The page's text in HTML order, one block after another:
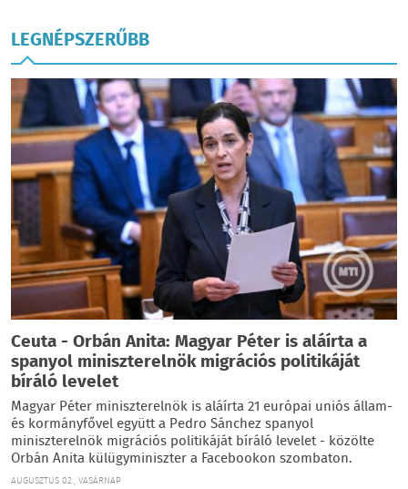
LEGNÉPSZERŰBB
Ceuta - Orbán Anita: Magyar Péter is aláírta a
spanyol miniszterelnök migrációs politikáját
bíráló levelet
Magyar Péter miniszterelnök is aláírta 21 európai uniós állam-
és kormányfővel együtt a Pedro Sánchez spanyol
miniszterelnök migrációs politikáját bíráló levelet - közölte
Orbán Anita külügyminiszter a Facebookon szombaton.
AUGUSZTUS 02., VASÁRNAP